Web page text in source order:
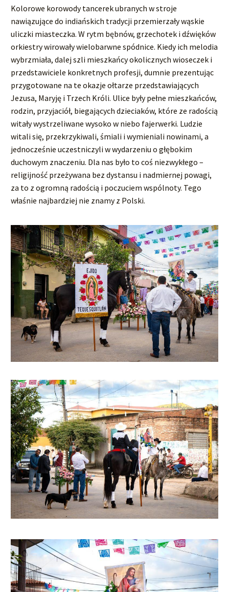
Kolorowe korowody tancerek ubranych w stroje
nawiązujące do indiańskich tradycji przemierzały wąskie
uliczki miasteczka. W rytm bębnów, grzechotek i dźwięków
orkiestry wirowały wielobarwne spódnice. Kiedy ich melodia
wybrzmiała, dalej szli mieszkańcy okolicznych wioseczek i
przedstawiciele konkretnych profesji, dumnie prezentując
przygotowane na te okazje ołtarze przedstawiających
Jezusa, Maryję i Trzech Króli. Ulice były pełne mieszkańców,
rodzin, przyjaciół, biegających dzieciaków, które ze radością
witały wystrzeliwane wysoko w niebo fajerwerki. Ludzie
witali się, przekrzykiwali, śmiali i wymieniali nowinami, a
jednocześnie uczestniczyli w wydarzeniu o głębokim
duchowym znaczeniu. Dla nas było to coś niezwykłego –
religijność przeżywana bez dystansu i nadmiernej powagi,
za to z ogromną radością i poczuciem wspólnoty. Tego
właśnie najbardziej nie znamy z Polski.